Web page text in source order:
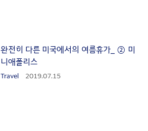
완전히 다른 미국에서의 여름휴가_ ② 미
니애폴리스
Travel 2019.07.15